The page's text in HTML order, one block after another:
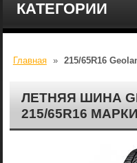
КАТЕГОРИИ
Главная » 215/65R16
ЛЕТНЯЯ ШИНА
215/65R16